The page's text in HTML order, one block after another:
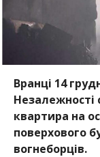
Вранці 14
Незалежності
квартира на
поверхового
вогнеборців.